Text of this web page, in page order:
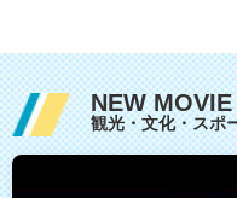
NEW MOVIE
観光・文化・スポ